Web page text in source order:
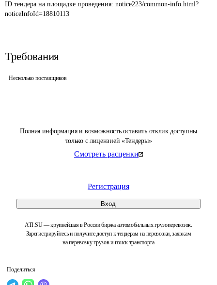
Полная информация и возможность оставить отклик доступны
только с лицензией «Тендеры»
Смотреть расценки
Регистрация
Вход
ATI.SU — крупнейшая в России биржа автомобильных грузоперевозок.
Зарегистрируйтесь и получите доступ к тендерам на перевозки, заявкам
на перевозку грузов и поиск транспорта
Поделиться
ID тендера на площадке проведения: notice223/common-info.html?
noticeInfoId=18810113
Требования
Несколько поставщиков